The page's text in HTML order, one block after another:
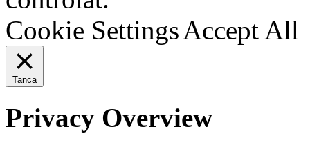
Cookie SettingsAccept All
Tanca
Privacy Overview